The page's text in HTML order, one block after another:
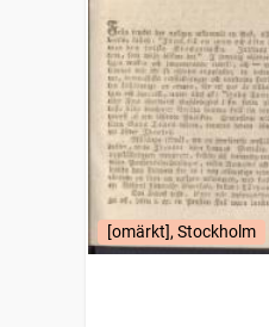
[omärkt], Stockholm